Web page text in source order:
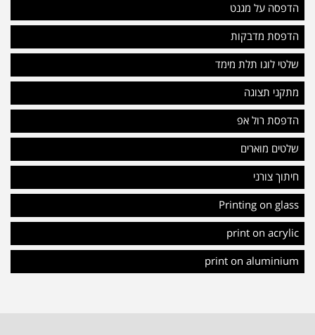
הדפסה על מגנט
הדפסת מדבקות
שלטי לוגו תלת מימד
מתקני תצוגה
הדפסת רול אפ
שלטים מוארים
חיתוך צורני
Printing on glass
print on acrylic
print on aluminium